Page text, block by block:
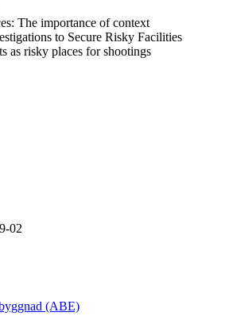
The importance of context
to Secure Risky Facilities
as risky places for shootings
02
(ABE)